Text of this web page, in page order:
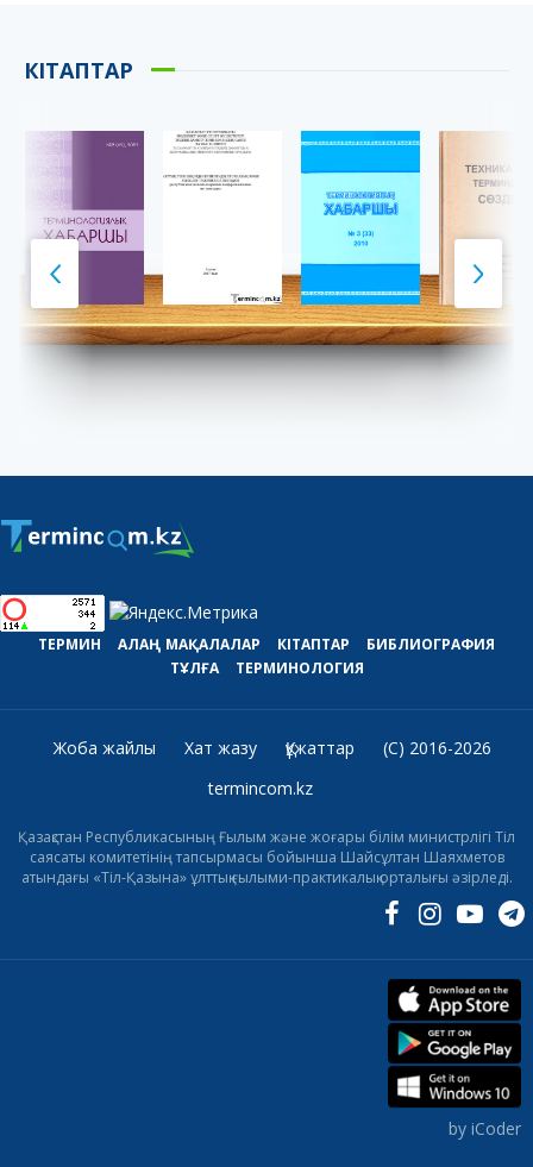
КІТАПТАР
ТЕРМИН АЛАҢ МАҚАЛАЛАР КІТАПТАР
БИБЛИОГРАФИЯ
ТҰЛҒА
ТЕРМИНОЛОГИЯ
Жоба жайлы Хат жазу Құжаттар
(C) 2016-2026
termincom.kz
Қазақстан Республикасының Ғылым және жоғары білім министрлігі Тіл
саясаты комитетінің тапсырмасы бойынша Шайсұлтан Шаяхметов
атындағы «Тіл-Қазына» ұлттық ғылыми-практикалық орталығы әзірледі.
by iCoder